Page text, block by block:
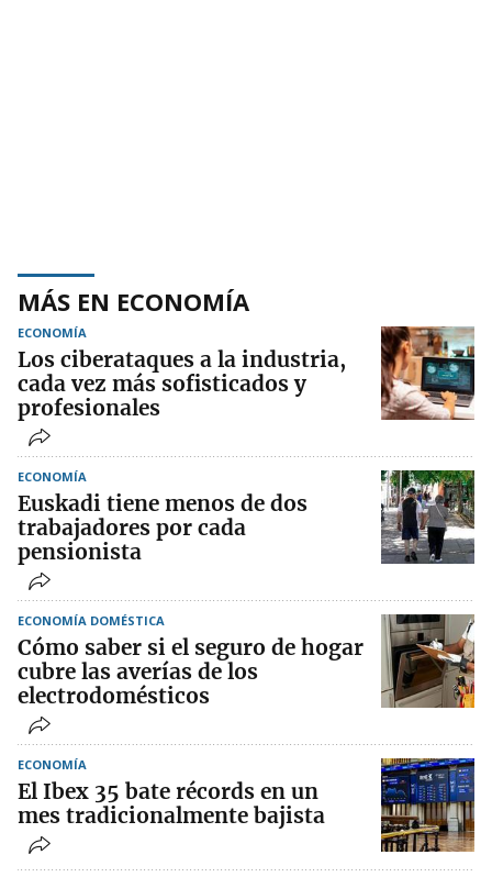
MÁS EN ECONOMÍA
ECONOMÍA
Los ciberataques a la industria,
cada vez más sofisticados y
profesionales
ECONOMÍA
Euskadi tiene menos de dos
trabajadores por cada
pensionista
ECONOMÍA DOMÉSTICA
Cómo saber si el seguro de hogar
cubre las averías de los
electrodomésticos
ECONOMÍA
El Ibex 35 bate récords en un
mes tradicionalmente bajista